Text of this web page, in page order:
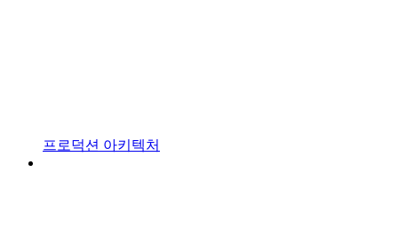
프로덕션 아키텍처